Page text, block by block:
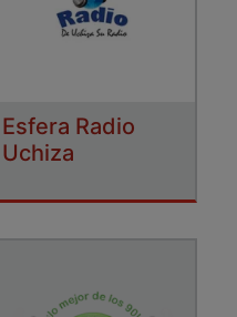
Esfera Radio
Uchiza